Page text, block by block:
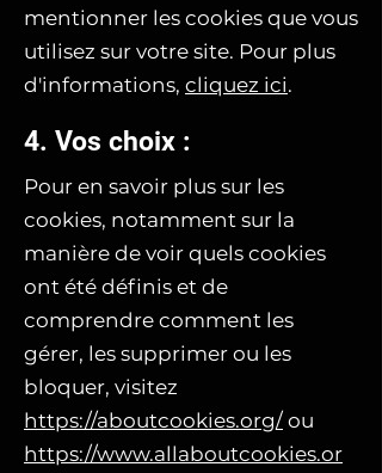
mentionner les cookies que vous
utilisez sur votre site. Pour plus
d'informations, cliquez ici.
4. Vos choix :
Pour en savoir plus sur les
cookies, notamment sur la
manière de voir quels cookies
ont été définis et de
comprendre comment les
gérer, les supprimer ou les
bloquer, visitez
https://aboutcookies.org/ ou
https://www.allaboutcookies.or